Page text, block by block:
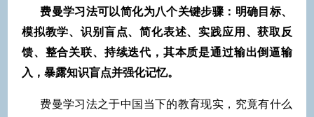
费曼学习法可以简化为八个关键步骤：明确目标、
模拟教学、识别盲点、简化表述、实践应用、获取反
馈、整合关联、持续迭代，其本质是通过输出倒逼输
入，暴露知识盲点并强化记忆。
费曼学习法之于中国当下的教育现实，究竟有什么